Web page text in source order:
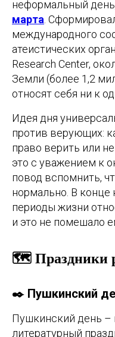
неформальный
марта .
международного
атеистических
Research Center,
Земли (более 1,2
относят себя ни к
Идея дня
против верующих:
право верить или
это с уважением к
повод вспомнить,
нормально. В
периоды жизни
и это не помешало
🗺️ Праздники
✒️ Пушкинский
Пушкинский день –
литературный